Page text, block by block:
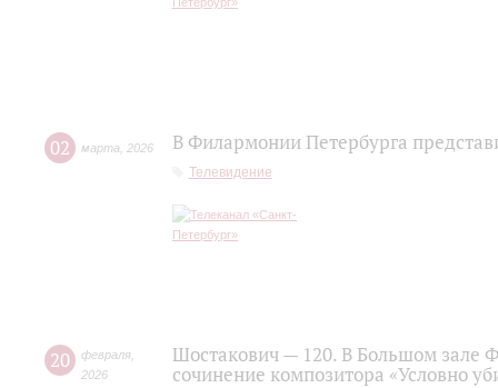
02 марта 2026 В Филармонии Петербурга
Телевидение
20 февраля
2026
Шостакович — 120. В Большом зале
сочинение композитора «Условно